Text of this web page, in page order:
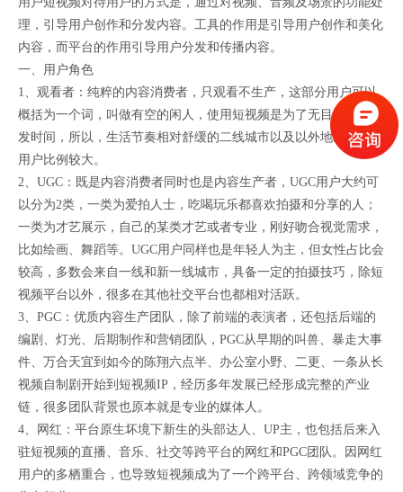
理，引导用户创作和分发内容。工具的作用是引导用户创作和美化
内容，而平台的作用引导用户分发和传播内容。
一、用户角色
1、观看者：纯粹的内容消费者，只观看不生产，这部分用户可以
概括为一个词，叫做有空的闲人，使用短视频是为了无目的性的打
发时间，所以，生活节奏相对舒缓的二线城市以及以外地区的年轻
用户比例较大。
2、UGC：既是内容消费者同时也是内容生产者，UGC用户大约可
以分为2类，一类为爱拍人士，吃喝玩乐都喜欢拍摄和分享的人；
一类为才艺展示，自己的某类才艺或者专业，刚好吻合视觉需求，
比如绘画、舞蹈等。UGC用户同样也是年轻人为主，但女性占比会
较高，多数会来自一线和新一线城市，具备一定的拍摄技巧，除短
视频平台以外，很多在其他社交平台也都相对活跃。
3、PGC：优质内容生产团队，除了前端的表演者，还包括后端的
编剧、灯光、后期制作和营销团队，PGC从早期的叫兽、暴走大事
件、万合天宜到如今的陈翔六点半、办公室小野、二更、一条从长
视频自制剧开始到短视频IP，经历多年发展已经形成完整的产业
链，很多团队背景也原本就是专业的媒体人。
4、网红：平台原生坏境下新生的头部达人、UP主，也包括后来入
驻短视频的直播、音乐、社交等跨平台的网红和PGC团队。因网红
用户的多栖重合，也导致短视频成为了一个跨平台、跨领域竞争的